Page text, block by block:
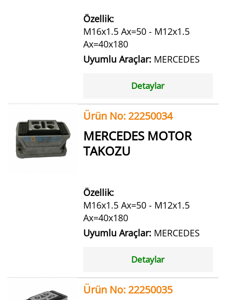
Özellik:
M16x1.5 Ax=50 - M12x1.5
Ax=40x180
Uyumlu Araçlar: MERCEDES
Detaylar
Ürün No: 22250034
MERCEDES MOTOR
TAKOZU
Özellik:
M16x1.5 Ax=50 - M12x1.5
Ax=40x180
Uyumlu Araçlar: MERCEDES
Detaylar
Ürün No: 22250035